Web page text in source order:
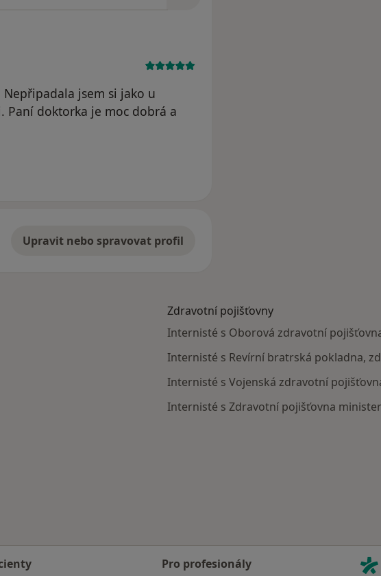
jsem si jako u
Paní doktorka je moc dobrá a
Fečkaninová
Upravit nebo spravovat profil
Zdravotní pojišťovny
Internisté s Oborová zdravotní
Internisté s Revírní bratrská pokladna,
Internisté s Vojenská zdravotní
Internisté s Zdravotní pojišťovna
Pro profesionály